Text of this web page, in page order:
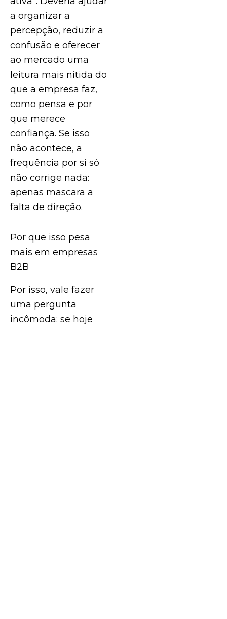
a organizar a
percepção, reduzir a
confusão e oferecer
ao mercado uma
leitura mais nítida do
que a empresa faz,
como pensa e por
que merece
confiança. Se isso
não acontece, a
frequência por si só
não corrige nada:
apenas mascara a
falta de direção.
Por que isso pesa
mais em empresas
B2B
Por isso, vale fazer
uma pergunta
incômoda: se hoje